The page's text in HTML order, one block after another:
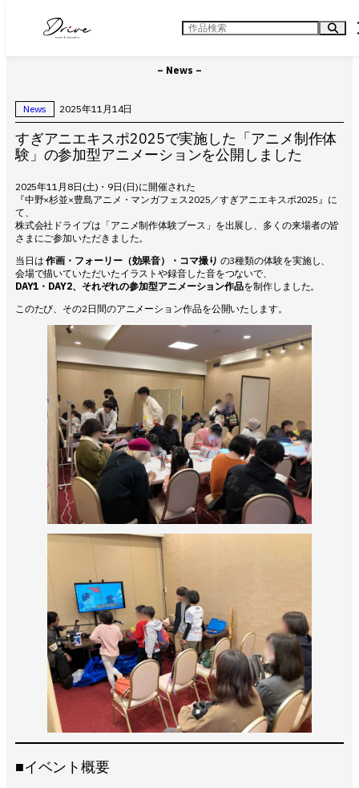
検
– News –
News 2025年11月14日
すぎアニエキスポ2025で実施した「アニメ制作体
験」の参加型アニメーションを公開しました
2025年11月8日(土)・9日(日)に開催された
『中野×杉並×豊島アニメ・マンガフェス2025／すぎアニエキスポ2025』に
て、
株式会社ドライブは「アニメ制作体験ブース」を出展し、多くの来場者の皆
さまにご参加いただきました。
当日は作画・フォーリー（効果音）・コマ撮り の3種類の体験を実施し、
会場で描いていただいたイラストや録音した音をつないで、
DAY1・DAY2、それぞれの参加型アニメーション作品を制作しました。
このたび、その2日間のアニメーション作品を公開いたします。
■イベント概要